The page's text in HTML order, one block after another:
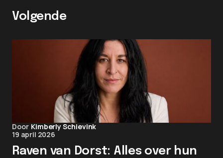
Volgende
Door Kimberly Schievink
19 april 2026
Raven van Dorst: Alles over hun